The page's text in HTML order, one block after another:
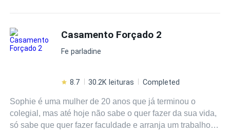
hospital no dia seguinte convencido de que foi dopado.
Sem lembrar do rosto da mulher da boate, mas obcecado
por dois detalhes muito específicos — um coração
certo da nádega — ele passa a procurá-la como quem
ser uma espiã que tentou sabotá-lo. O problema é que
ele não consegue parar de pensar nela. Um mês depois,
Maria Fernanda consegue um emprego de babá com
Casamento por ContratoCasamento Forçado 2
Fe parladine
8.7 30.2K leituras Completed
Sophie é uma mulher de 20 anos que já terminou o
colegial, mas até hoje não sabe o quer fazer da sua vida,
só sabe que quer fazer faculdade e arranja um trabalho